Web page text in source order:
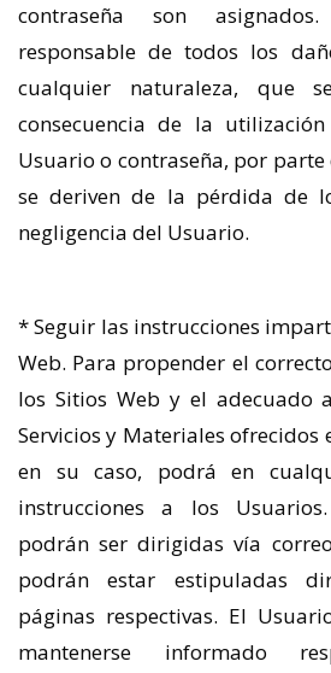
contraseña son
responsable de todos los
cualquier naturaleza, que
consecuencia de la
Usuario o contraseña, por
se deriven de la pérdida de
negligencia del Usuario.
* Seguir las instrucciones
Web. Para propender el
los Sitios Web y el adecuado
Servicios y Materiales ofrecidos
en su caso, podrá en
instrucciones a los
podrán ser dirigidas vía
podrán estar estipuladas
páginas respectivas. El
mantenerse informado